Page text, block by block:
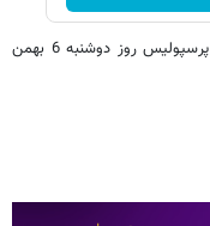
طبق برنامه اعلام شده از سوی سازمان لیگ، تیم پرسپولیس روز دوشنبه 6 بهمن